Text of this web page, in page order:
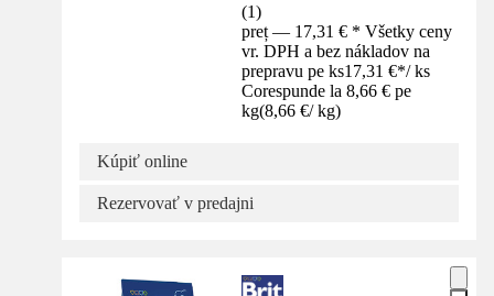
(1)
preț — 17,31 € * Všetky ceny
vr. DPH a bez nákladov na
prepravu pe ks17,31 €*/ ks
Corespunde la 8,66 € pe
kg(8,66 €/ kg)
Kúpiť online
Rezervovať v predajni